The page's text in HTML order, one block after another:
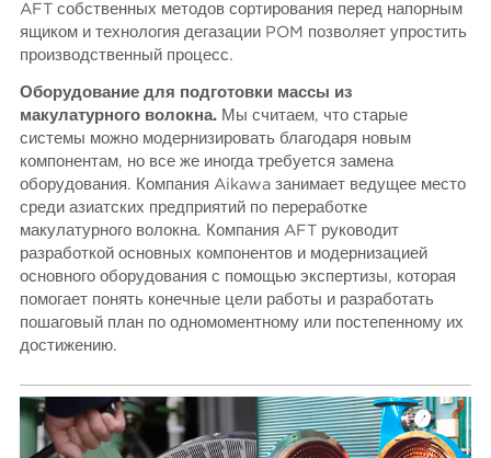
AFT собственных методов сортирования перед напорным
ящиком и технология дегазации POM позволяет упростить
производственный процесс.
Оборудование для подготовки массы из
макулатурного волокна. Мы считаем, что старые
системы можно модернизировать благодаря новым
компонентам, но все же иногда требуется замена
оборудования. Компания Aikawa занимает ведущее место
среди азиатских предприятий по переработке
макулатурного волокна. Компания AFT руководит
разработкой основных компонентов и модернизацией
основного оборудования с помощью экспертизы, которая
помогает понять конечные цели работы и разработать
пошаговый план по одномоментному или постепенному их
достижению.